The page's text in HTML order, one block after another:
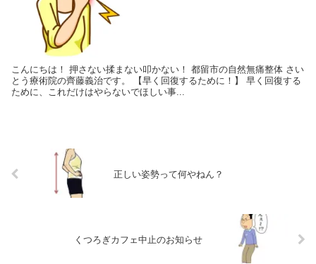
こんにちは！ 押さない揉まない叩かない！ 都留市の自然無痛整体 さい
とう療術院の齊藤義治です。 【早く回復するために！】 早く回復する
ために、これだけはやらないでほしい事...
正しい姿勢って何やねん？
くつろぎカフェ中止のお知らせ